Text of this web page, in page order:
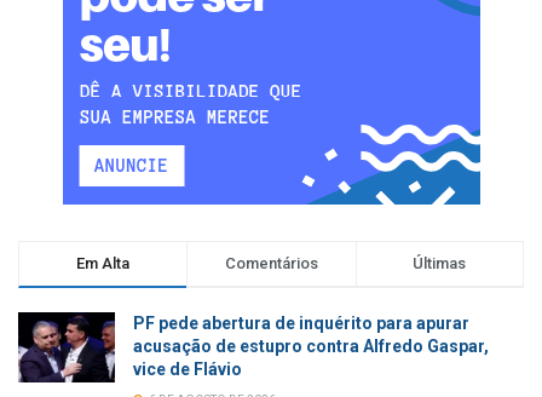
Em Alta Comentários Últimas
PF pede abertura de inquérito para apurar
acusação de estupro contra Alfredo Gaspar,
vice de Flávio